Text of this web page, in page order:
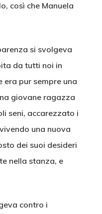
così che Manuela
si svolgeva
da tutti noi in
era pur sempre una
giovane ragazza
seni, accarezzato i
una nuova
dei suoi desideri
nella stanza, e
contro i